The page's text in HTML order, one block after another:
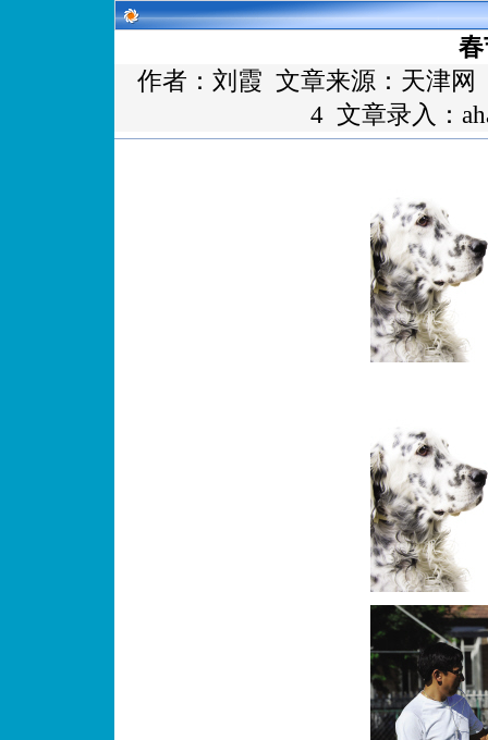
作者： 刘霞 文章来源： 天津网
4 文章录入：